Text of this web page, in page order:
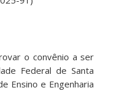
o convênio a ser
Federal de Santa
Ensino e Engenharia